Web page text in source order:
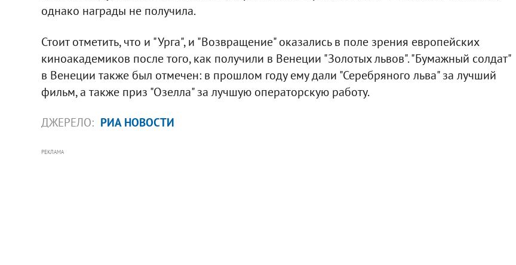
однако награды не получила.
Стоит отметить, что и "Урга", и "Возвращение" оказались в поле зрения европейских
киноакадемиков после того, как получили в Венеции "Золотых львов". "Бумажный солдат"
в Венеции также был отмечен: в прошлом году ему дали "Серебряного льва" за лучший
фильм, а также приз "Озелла" за лучшую операторскую работу.
ДЖЕРЕЛО: РИА НОВОСТИ
РЕКЛАМА